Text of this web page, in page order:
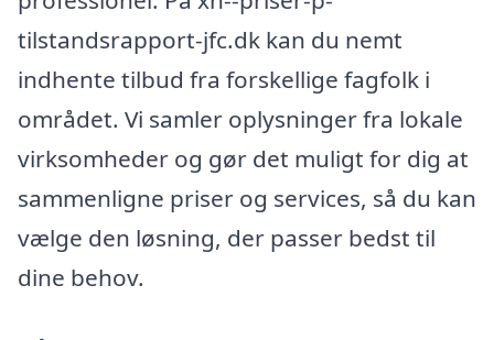
tilstandsrapport-jfc.dk kan du nemt
indhente tilbud fra forskellige fagfolk i
området. Vi samler oplysninger fra lokale
virksomheder og gør det muligt for dig at
sammenligne priser og services, så du kan
vælge den løsning, der passer bedst til
dine behov.